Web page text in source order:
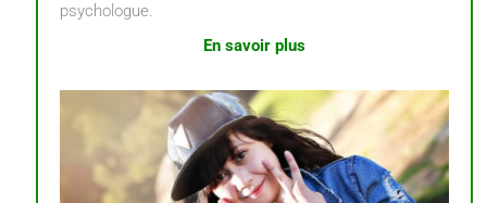
psychologue.
En savoir plus